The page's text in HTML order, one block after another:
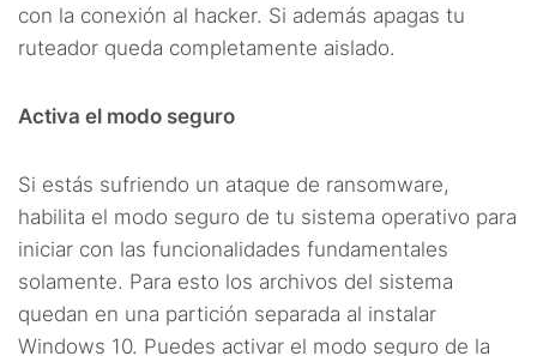
con la conexión al hacker. Si además apagas tu
ruteador queda completamente aislado.
Activa el modo seguro
Si estás sufriendo un ataque de ransomware,
habilita el modo seguro de tu sistema operativo para
iniciar con las funcionalidades fundamentales
solamente. Para esto los archivos del sistema
quedan en una partición separada al instalar
Windows 10. Puedes activar el modo seguro de la